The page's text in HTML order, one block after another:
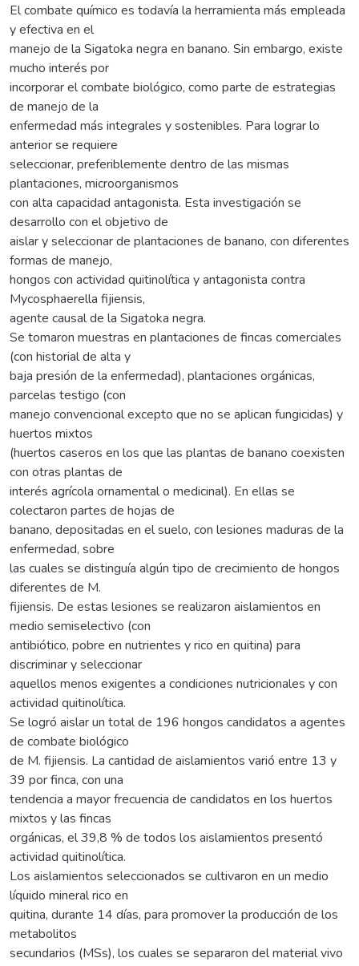
El combate químico es todavía la herramienta más empleada
y efectiva en el
manejo de la Sigatoka negra en banano. Sin embargo, existe
mucho interés por
incorporar el combate biológico, como parte de estrategias
de manejo de la
enfermedad más integrales y sostenibles. Para lograr lo
anterior se requiere
seleccionar, preferiblemente dentro de las mismas
plantaciones, microorganismos
con alta capacidad antagonista. Esta investigación se
desarrollo con el objetivo de
aislar y seleccionar de plantaciones de banano, con diferentes
formas de manejo,
hongos con actividad quitinolítica y antagonista contra
Mycosphaerella fijiensis,
agente causal de la Sigatoka negra.
Se tomaron muestras en plantaciones de fincas comerciales
(con historial de alta y
baja presión de la enfermedad), plantaciones orgánicas,
parcelas testigo (con
manejo convencional excepto que no se aplican fungicidas) y
huertos mixtos
(huertos caseros en los que las plantas de banano coexisten
con otras plantas de
interés agrícola ornamental o medicinal). En ellas se
colectaron partes de hojas de
banano, depositadas en el suelo, con lesiones maduras de la
enfermedad, sobre
las cuales se distinguía algún tipo de crecimiento de hongos
diferentes de M.
fijiensis. De estas lesiones se realizaron aislamientos en
medio semiselectivo (con
antibiótico, pobre en nutrientes y rico en quitina) para
discriminar y seleccionar
aquellos menos exigentes a condiciones nutricionales y con
actividad quitinolítica.
Se logró aislar un total de 196 hongos candidatos a agentes
de combate biológico
de M. fijiensis. La cantidad de aislamientos varió entre 13 y
39 por finca, con una
tendencia a mayor frecuencia de candidatos en los huertos
mixtos y las fincas
orgánicas, el 39,8 % de todos los aislamientos presentó
actividad quitinolítica.
Los aislamientos seleccionados se cultivaron en un medio
líquido mineral rico en
quitina, durante 14 días, para promover la producción de los
metabolitos
secundarios (MSs), los cuales se separaron del material vivo